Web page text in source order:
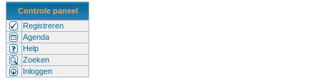
Controle paneel
Registreren
Agenda
Help
Zoeken
Inloggen